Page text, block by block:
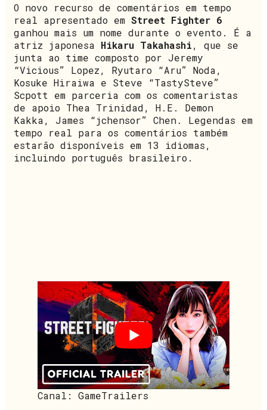
O novo recurso de comentários em tempo
real apresentado em Street Fighter 6
ganhou mais um nome durante o evento. É a
atriz japonesa Hikaru Takahashi, que se
junta ao time composto por Jeremy
“Vicious” Lopez, Ryutaro “Aru” Noda,
Kosuke Hiraiwa e Steve “TastySteve”
Scpott em parceria com os comentaristas
de apoio Thea Trinidad, H.E. Demon
Kakka, James “jchensor” Chen. Legendas em
tempo real para os comentários também
estarão disponíveis em 13 idiomas,
incluindo português brasileiro.
Canal: GameTrailers